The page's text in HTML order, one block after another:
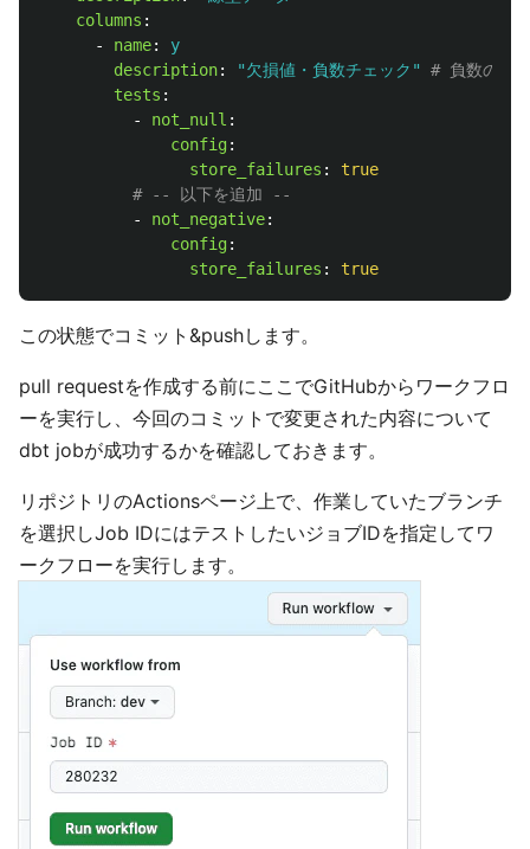
columns :
-
name:
y
description: "欠損値・負数チェック"
# 負数のチ
tests :
-
not_null :
config:
store_failures :
true
# -- 以下を追加 --
-
not_negative:
config:
store_failures : true
この状態でコミット&pushします。
pull requestを作成する前にここでGitHubからワークフロ
ーを実行し、今回のコミットで変更された内容について
dbt jobが成功するかを確認しておきます。
リポジトリのActionsページ上で、作業していたブランチ
を選択しJob IDにはテストしたいジョブIDを指定してワ
ークフローを実行します。